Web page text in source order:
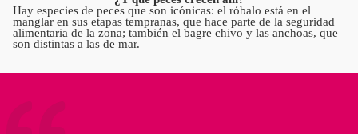
Hay especies de peces que son icónicas: el róbalo está en el
manglar en sus etapas tempranas, que hace parte de la seguridad
alimentaria de la zona; también el bagre chivo y las anchoas, que
son distintas a las de mar.